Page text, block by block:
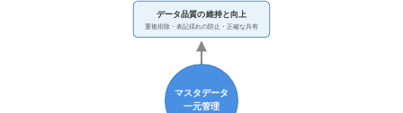
マスタデータ
一元管理
データ品質の維持と向上
重複排除・表記揺れの防止・正確な共有